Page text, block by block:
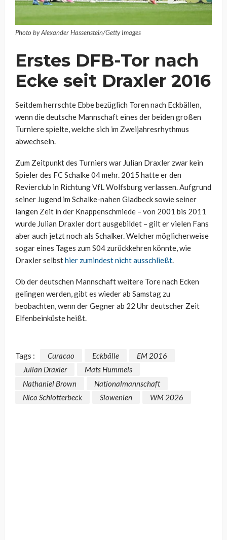
Photo by Alexander Hassenstein/Getty Images
Erstes DFB-Tor nach
Ecke seit Draxler 2016
Seitdem herrschte Ebbe bezüglich Toren nach Eckbällen,
wenn die deutsche Mannschaft eines der beiden großen
Turniere spielte, welche sich im Zweijahresrhythmus
abwechseln.
Zum Zeitpunkt des Turniers war Julian Draxler zwar kein
Spieler des FC Schalke 04 mehr. 2015 hatte er den
Revierclub in Richtung VfL Wolfsburg verlassen. Aufgrund
seiner Jugend im Schalke-nahen Gladbeck sowie seiner
langen Zeit in der Knappenschmiede – von 2001 bis 2011
wurde Julian Draxler dort ausgebildet – gilt er vielen Fans
aber auch jetzt noch als Schalker. Welcher möglicherweise
sogar eines Tages zum S04 zurückkehren könnte, wie
Draxler selbsthier zumindest nicht ausschließt.
Ob der deutschen Mannschaft weitere Tore nach Ecken
gelingen werden, gibt es wieder ab Samstag zu
beobachten, wenn der Gegner ab 22 Uhr deutscher Zeit
Elfenbeinküste heißt.
Tags : Curacao Eckbälle
EM 2016
Julian Draxler
Mats Hummels
Nathaniel Brown
Nationalmannschaft
Nico Schlotterbeck
Slowenien WM 2026